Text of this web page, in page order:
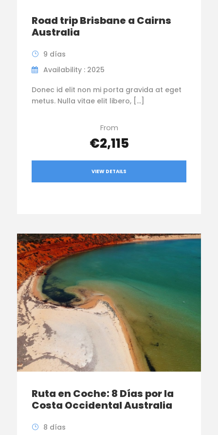
Road trip Brisbane a Cairns
Australia
9 días
Availability : 2025
Donec id elit non mi porta gravida at eget
metus. Nulla vitae elit libero, […]
From
€2,115
VIEW DETAILS
Ruta en Coche: 8 Días por la
Costa Occidental Australia
8 días